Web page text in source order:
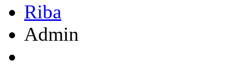
Riba
Admin